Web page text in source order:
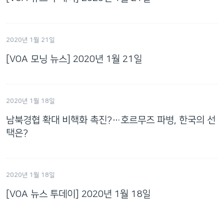
2020년 1월 21일
[VOA 모닝 뉴스] 2020년 1월 21일
2020년 1월 18일
남북경협 확대 비핵화 촉진?…호르무즈 파병, 한국의 선
택은?
2020년 1월 18일
[VOA 뉴스 투데이] 2020년 1월 18일